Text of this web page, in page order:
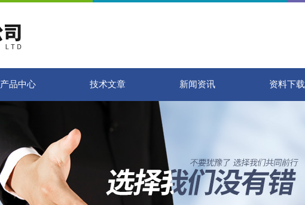
产品中心 技术文章 新闻资讯 资料下载